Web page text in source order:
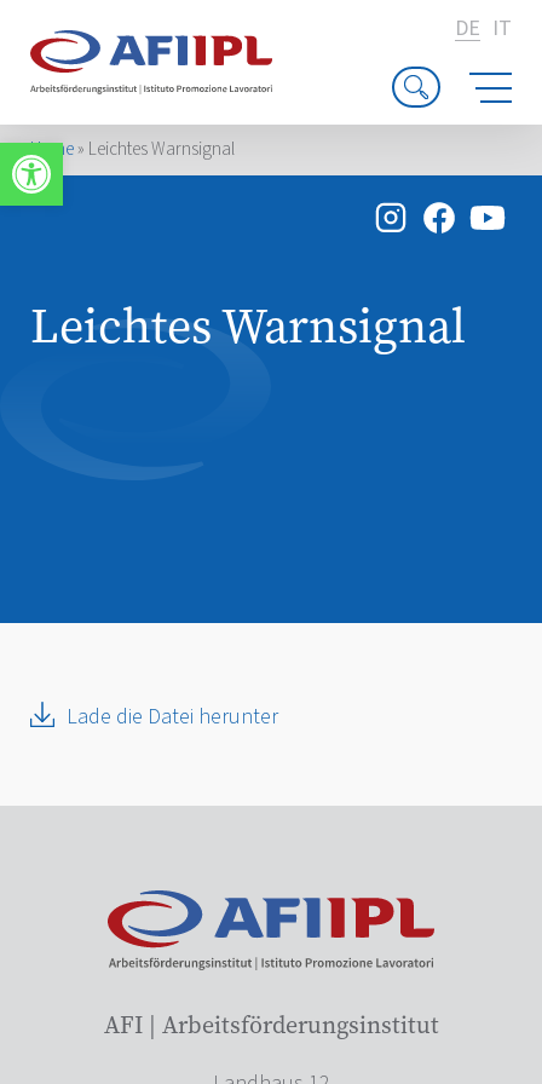
Werkzeugleiste öffnen
DE IT
Home» Leichtes Warnsignal
Leichtes Warnsignal
Lade die Datei herunter
AFI | Arbeitsförderungsinstitut